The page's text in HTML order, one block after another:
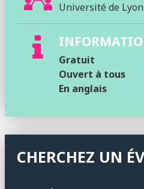
Université de Lyon
Gratuit
Ouvert à tous
En anglais
CHERCHEZ UN